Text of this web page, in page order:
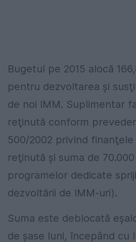
Bugetul pe 2015 alocă
pentru dezvoltarea şi
de noi IMM. Suplimentar
reţinută conform
500/2002 privind
reţinută şi suma de
programelor dedicate
dezvoltării de IMM-uri).
Suma este deblocată
de şase luni, începând cu